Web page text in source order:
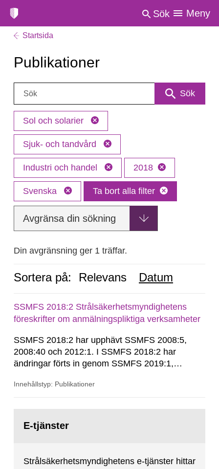
Sök Meny
Startsida
Publikationer
Sök: Sök
Sol och solarier
Sjuk- och tandvård
Industri och handel 2018
Svenska Ta bort alla filter
Avgränsa din sökning
Din avgränsning ger 1 träffar.
Sortera på: Relevans Datum
SSMFS 2018:2 Strålsäkerhetsmyndighetens
föreskrifter om anmälningspliktiga verksamheter
SSMFS 2018:2 har upphävt SSMFS 2008:5,
2008:40 och 2012:1. I SSMFS 2018:2 har
ändringar förts in genom SSMFS 2019:1,
Innehållstyp: Publikationer
sida:E-tjänster
Strålsäkerhetsmyndighetens e-tjänster hittar